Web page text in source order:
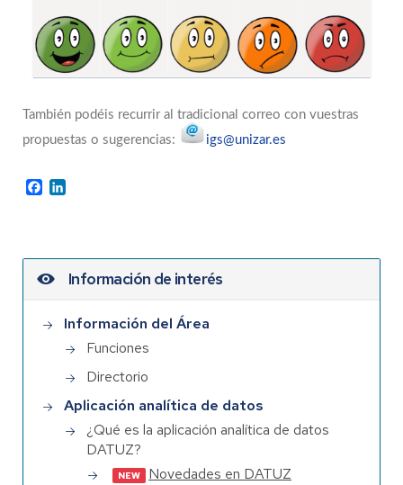
También podéis recurrir al tradicional correo con vuestras
propuestas o sugerencias:
igs@unizar.es
Facebook
Información de interés
Información del Área
Funciones
Directorio
Aplicación analítica de datos
¿Qué es la aplicación analítica de datos
DATUZ?
Novedades en DATUZ